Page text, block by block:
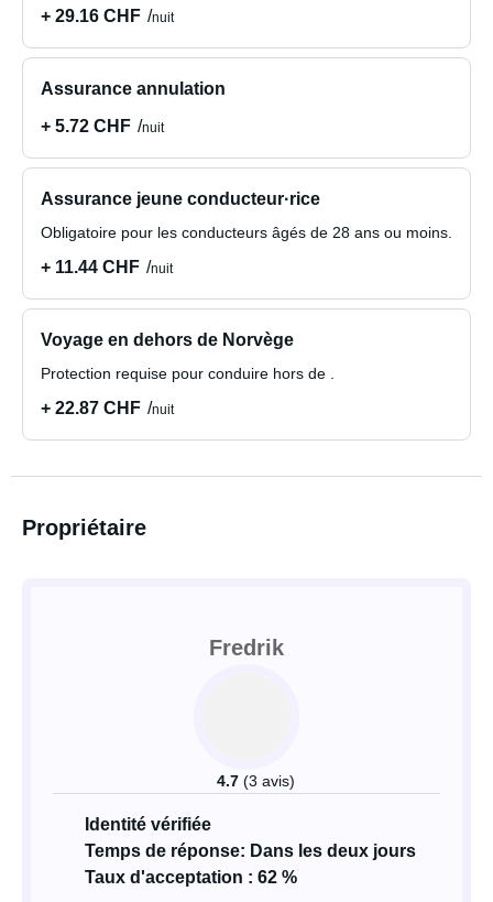
+ 29.16 CHF nuit
Assurance annulation
+ 5.72 CHF
nuit
Assurance jeune conducteur·rice
Obligatoire pour les conducteurs âgés de 28 ans ou moins.
+ 11.44 CHF nuit
Voyage en dehors de Norvège
Protection requise pour conduire hors de .
+ 22.87 CHF nuit
Propriétaire
Fredrik
4.7 (3 avis)
Identité vérifiée
Temps de réponse: Dans les deux jours
Taux d'acceptation : 62 %